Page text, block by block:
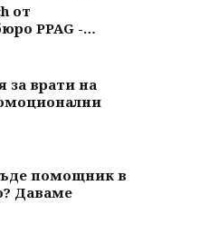
от
PPAG -
за врати на
помощник в
Даваме